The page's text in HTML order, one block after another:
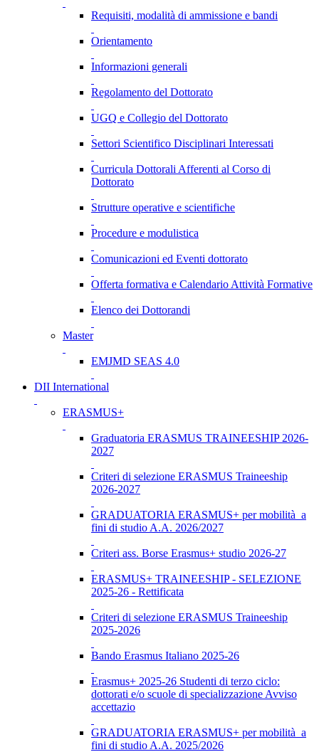
Requisiti, modalità di ammissione e bandi
Orientamento
Informazioni generali
Regolamento del Dottorato
UGQ e Collegio del Dottorato
Settori Scientifico Disciplinari Interessati
Curricula Dottorali Afferenti al Corso di
Dottorato
Strutture operative e scientifiche
Procedure e modulistica
Comunicazioni ed Eventi dottorato
Offerta formativa e Calendario Attività Formative
Elenco dei Dottorandi
Master
EMJMD SEAS 4.0
DII International
ERASMUS+
Graduatoria ERASMUS TRAINEESHIP 2026-
2027
Criteri di selezione ERASMUS Traineeship
2026-2027
GRADUATORIA ERASMUS+ per mobilità a
fini di studio A.A. 2026/2027
Criteri ass. Borse Erasmus+ studio 2026-27
ERASMUS+ TRAINEESHIP - SELEZIONE
2025-26 - Rettificata
Criteri di selezione ERASMUS Traineeship
2025-2026
Bando Erasmus Italiano 2025-26
Erasmus+ 2025-26 Studenti di terzo ciclo:
dottorati e/o scuole di specializzazione Avviso
accettazio
GRADUATORIA ERASMUS+ per mobilità a
fini di studio A.A. 2025/2026